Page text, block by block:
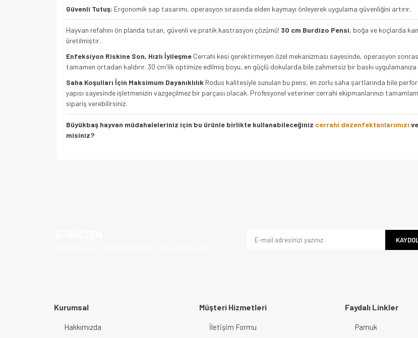
Güvenli Tutuş: Ergonomik sap tasarımı, operasyon sırasında elden kaymayı önleyerek uygulama güvenliğini artırır.
Hayvan refahını ön planda tutan, güvenli ve pratik kastrasyon çözümü! 30 cm Burdizo Pensi, boğa ve koçlarda
üretilmiştir.
Enfeksiyon Riskine Son, Hızlı İyileşme Cerrahi kesi gerektirmeyen özel mekanizması sayesinde, operasyon
tamamen ortadan kaldırır. 30 cm'lik optimize edilmiş boyu, en güçlü dokularda bile zahmetsiz bir baskı
Saha Koşulları İçin Maksimum Dayanıklılık Rodus kalitesiyle sunulan bu pens, en zorlu saha şartlarında bile
yapısı sayesinde işletmenizin vazgeçilmez bir parçası olacak. Profesyonel veteriner cerrahi ekipmanlarınızı
sipariş verebilirsiniz.
Büyükbaş hayvan müdahaleleriniz için bu ürünle birlikte kullanabileceğiniz cerrahi dezenfektanlarımızı
misiniz?
Kurumsal
Hakkımızda
Müşteri Hizmetleri
İletişim Formu
Faydalı Linkler
Pamuk